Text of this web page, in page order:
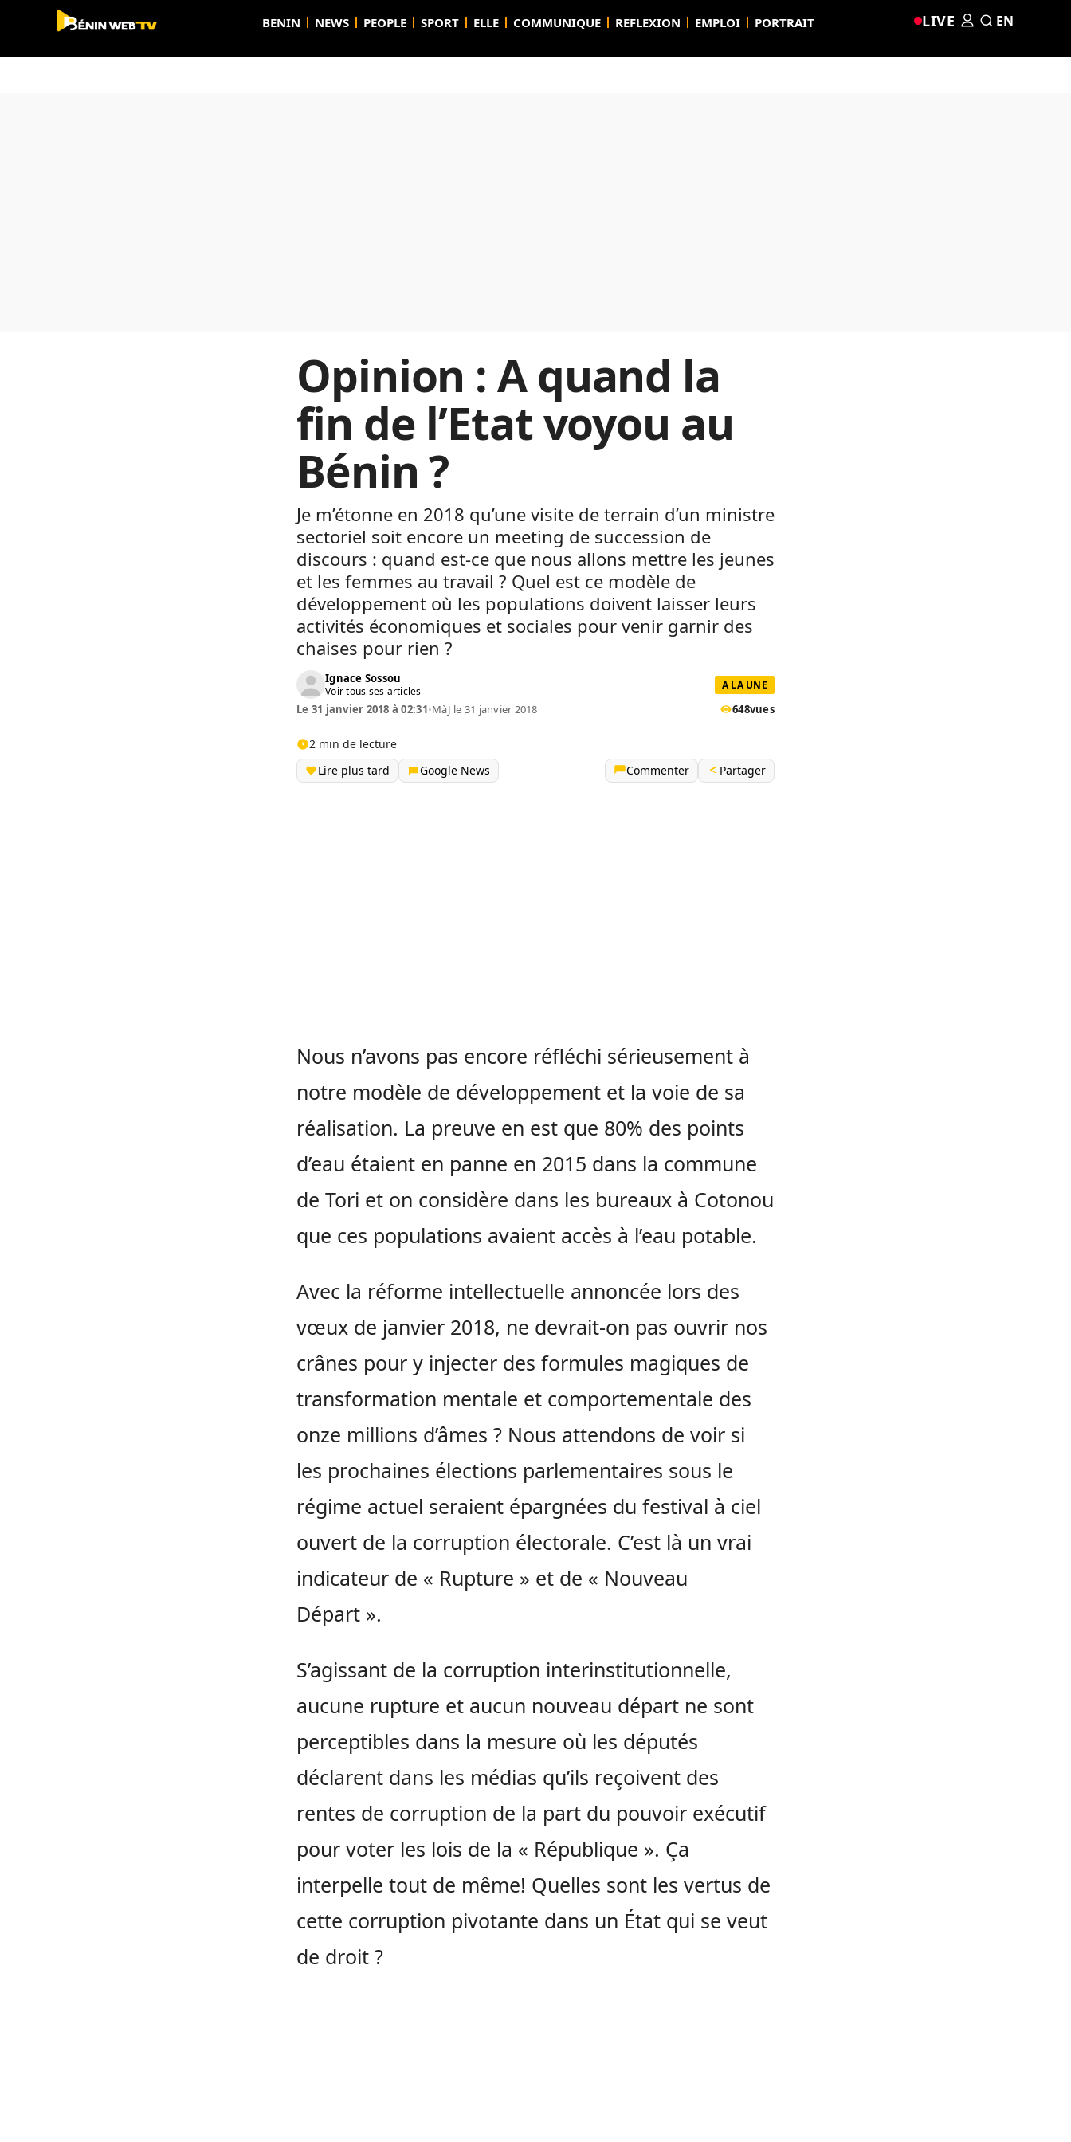
BENIN NEWS PEOPLE SPORT ELLE COMMUNIQUE REFLEXION EMPLOI PORTRAIT LIVE EN
Opinion : A quand la
fin de l’Etat voyou au
Bénin ?
Je m’étonne en 2018 qu’une visite de terrain d’un ministre
sectoriel soit encore un meeting de succession de
discours : quand est-ce que nous allons mettre les jeunes
et les femmes au travail ? Quel est ce modèle de
développement où les populations doivent laisser leurs
activités économiques et sociales pour venir garnir des
chaises pour rien ?
Ignace Sossou
Voir tous ses articles A LA UNE
Le 31 janvier 2018 à 02:31•MàJ le 31 janvier 2018 648vues
2 min de lecture
Lire plus tard
Google News Commenter Partager
Nous n’avons pas encore réfléchi sérieusement à
notre modèle de développement et la voie de sa
réalisation. La preuve en est que 80% des points
d’eau étaient en panne en 2015 dans la commune
de Tori et on considère dans les bureaux à Cotonou
que ces populations avaient accès à l’eau potable.
Avec la réforme intellectuelle annoncée lors des
vœux de janvier 2018, ne devrait-on pas ouvrir nos
crânes pour y injecter des formules magiques de
transformation mentale et comportementale des
onze millions d’âmes ? Nous attendons de voir si
les prochaines élections parlementaires sous le
régime actuel seraient épargnées du festival à ciel
ouvert de la corruption électorale. C’est là un vrai
indicateur de « Rupture » et de « Nouveau
Départ ».
S’agissant de la corruption interinstitutionnelle,
aucune rupture et aucun nouveau départ ne sont
perceptibles dans la mesure où les députés
déclarent dans les médias qu’ils reçoivent des
rentes de corruption de la part du pouvoir exécutif
pour voter les lois de la « République ». Ça
interpelle tout de même! Quelles sont les vertus de
cette corruption pivotante dans un État qui se veut
de droit ?